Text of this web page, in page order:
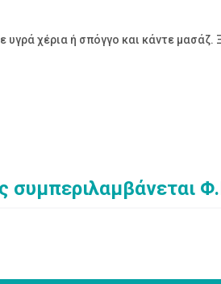
χέρια ή σπόγγο και κάντε μασάζ.
συμπεριλαμβάνεται